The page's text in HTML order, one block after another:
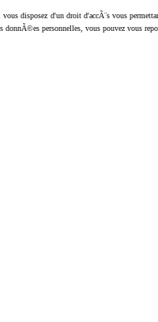
disposez d'un droit d'accÃ¨s vous
donnÃ©es personnelles, vous pouvez vous